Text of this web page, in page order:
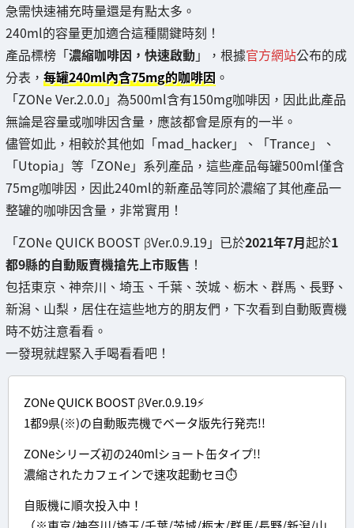
急需快速補充時量還是有點太多。
240ml的容量更加適合這種關鍵時刻！
產品標榜「濃縮咖啡因，快速啟動」，根據官方網站公布的成
分表， 每罐240ml內含75mg的咖啡因 。
「ZONe Ver.2.0.0」為500ml含有150mg咖啡因，因此此產品
無論是容量或咖啡因含量，應該都會是原有的一半。
儘管如此，相較於其他如「mad_hacker」、「Trance」、
「Utopia」等「ZONe」系列產品，這些產品每罐500ml僅含
75mg咖啡因，因此240ml的新產品等同於濃縮了其他產品一
整罐的咖啡因含量，非常實用！
「ZONe QUICK BOOST βVer.0.9.19」已於2021年7月起於1
都9縣的自動販賣機搶先上市販售 ！
包括東京、神奈川、埼玉、千葉、茨城、栃木、群馬、長野、
新潟、山梨，居住在這些地方的朋友們，下次看到自動販賣機
時不妨注意看看。
一發現就趕緊入手喝看看吧！
ZONe QUICK BOOST βVer.0.9.19⚡️
1都9県(※)の自動販売機でベータ版先行発売!!
ZONeシリーズ初の240mlショート缶タイプ!!
濃縮されたカフェインで速攻起動セヨ⏱️
自販機に順次投入中！